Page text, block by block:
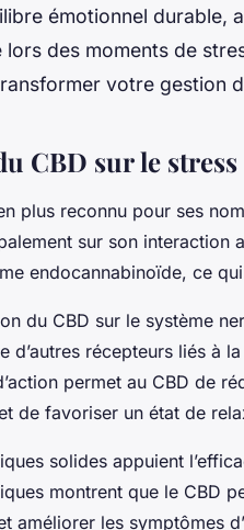
émotionnel durable,
des moments de
votre gestion
CBD sur le stress
plus reconnu pour ses
sur son interaction
endocannabinoïde, ce
du CBD sur le système
d’autres récepteurs liés à
permet au CBD de
de favoriser un état de
solides appuient
montrent que le CBD
améliorer les symptômes